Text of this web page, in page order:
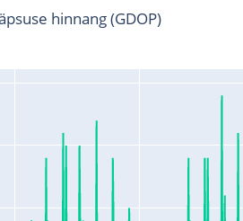
hinnang (GDOP)